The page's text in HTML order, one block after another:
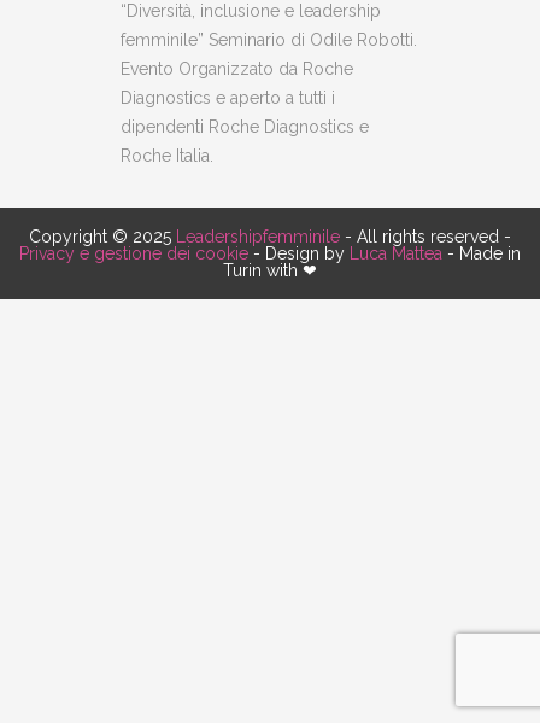
“Diversità, inclusione e leadership
femminile” Seminario di Odile Robotti.
Evento Organizzato da Roche
Diagnostics e aperto a tutti i
dipendenti Roche Diagnostics e
Roche Italia.
Copyright © 2025 Leadershipfemminile - All rights reserved -
Privacy e gestione dei cookie - Design by Luca Mattea - Made in
Turin with ❤